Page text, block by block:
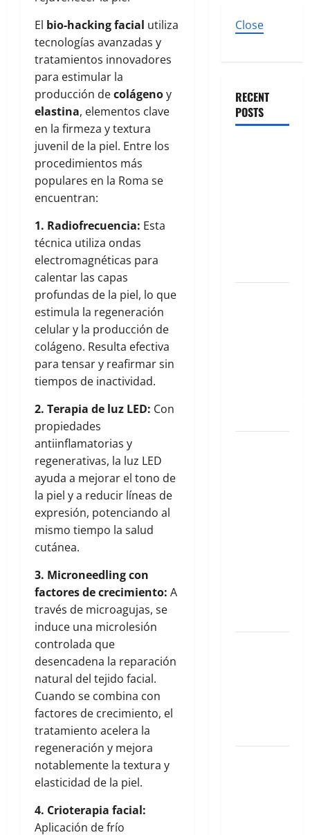
El bio-hacking facial utiliza
tecnologías avanzadas y
tratamientos innovadores
para estimular la
producción decolágenoy
elastina, elementos clave
en la firmeza y textura
juvenil de la piel. Entre los
procedimientos más
populares en la Roma se
encuentran:
1. Radiofrecuencia: Esta
técnica utiliza ondas
electromagnéticas para
calentar las capas
profundas de la piel, lo que
estimula la regeneración
celular y la producción de
colágeno. Resulta efectiva
para tensar y reafirmar sin
tiempos de inactividad.
2. Terapia de luz LED: Con
propiedades
antiinflamatorias y
regenerativas, la luz LED
ayuda a mejorar el tono de
la piel y a reducir líneas de
expresión, potenciando al
mismo tiempo la salud
cutánea.
3. Microneedling con
factores de crecimiento: A
través de microagujas, se
induce una microlesión
controlada que
desencadena la reparación
natural del tejido facial.
Cuando se combina con
factores de crecimiento, el
tratamiento acelera la
regeneración y mejora
notablemente la textura y
elasticidad de la piel.
4. Crioterapia facial:
Aplicación de frío
Close
RECENT
POSTS